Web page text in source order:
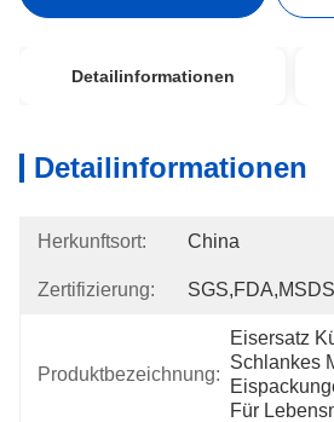
Detailinformationen
Detailinformationen
Herkunftsort: China
Zertifizierung:
Produktbezeichnung:
Eisersatz
Schlankes
Für